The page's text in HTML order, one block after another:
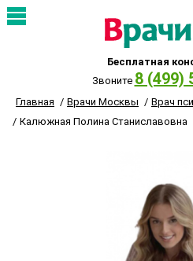
Бесплатная
Звоните 8 (499)
Главная Врачи Москвы
Врач
Калюжная Полина Станиславовна